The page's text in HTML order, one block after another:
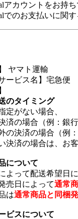
アカウントをお持ち
でのお支払いに関
ヤマト運輸
ービス名】宅急便
のタイミング
定がない場合、
済の場合（例：銀
外の決済の場合（
決済の場合は、お
について
よって配送希望日
売日によって通常
は通常商品と同梱
ビスについて